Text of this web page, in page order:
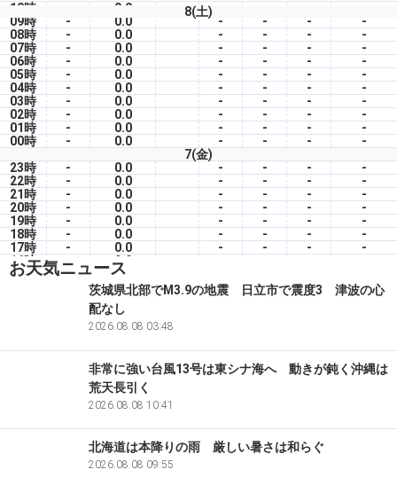
8(土)
10時 0.0
09時
- 0.0 - - -
-
08時
- 0.0 - - -
-
07時
- 0.0 - - -
-
06時
- 0.0 - - -
-
05時
- 0.0 - - -
-
04時
- 0.0 - - -
-
03時
- 0.0 - - -
-
02時
- 0.0 - - -
-
01時
- 0.0 - - -
-
00時
- 0.0 - - -
-
7(金)
23時
- 0.0 - - -
-
22時
- 0.0 - - -
-
21時
- 0.0 - - -
-
20時
- 0.0 - - -
-
19時
- 0.0 - - -
-
18時
- 0.0 - - -
-
17時
- 0.0 - - -
-
16時
- 0.0
15時
- 0.0
0.0 - - -
-
0.0 - -
0.0
0.0
お天気ニュース
茨城県北部でM3.9の地震 日立市で震度3 津波の心
配なし
2026.08.08 03:48
非常に強い台風13号は東シナ海へ 動きが鈍く沖縄は
荒天長引く
2026.08.08 10:41
北海道は本降りの雨 厳しい暑さは和らぐ
2026.08.08 09:55